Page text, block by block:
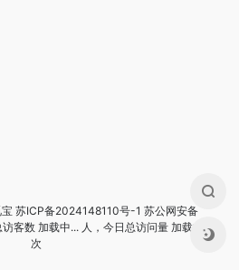
苏ICP备2024148110号-1 苏公网安备
访客数 加载中...人，今日总访问量 加载中...
次